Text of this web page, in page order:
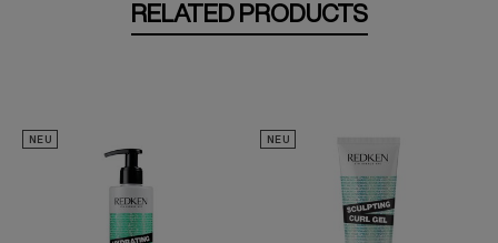
RELATED PRODUCTS
NEU NEU